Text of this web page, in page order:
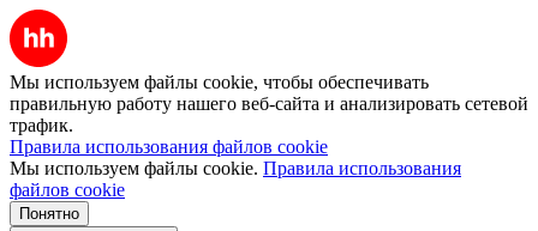
Мы используем файлы cookie, чтобы обеспечивать
правильную работу нашего веб-сайта и анализировать сетевой
трафик.
Правила использования файлов cookie
Мы используем файлы cookie. Правила использования
файлов cookie
Понятно